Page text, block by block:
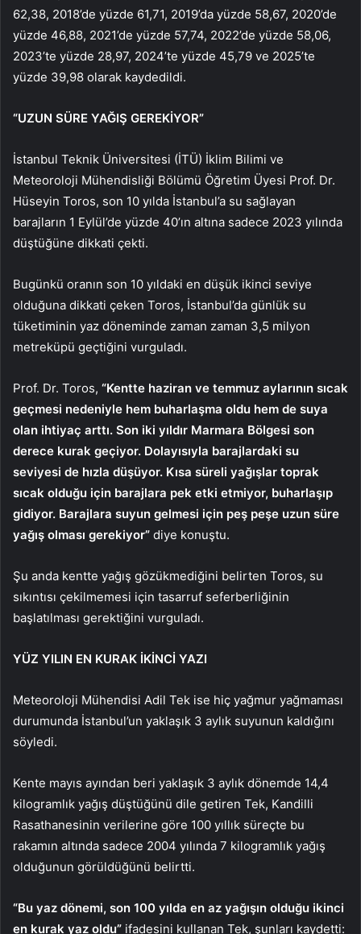
62,38, 2018’de yüzde 61,71, 2019’da yüzde 58,67, 2020’de
yüzde 46,88, 2021’de yüzde 57,74, 2022’de yüzde 58,06,
2023’te yüzde 28,97, 2024’te yüzde 45,79 ve 2025’te
yüzde 39,98 olarak kaydedildi.
“UZUN SÜRE YAĞIŞ GEREKİYOR”
İstanbul Teknik Üniversitesi (İTÜ) İklim Bilimi ve
Meteoroloji Mühendisliği Bölümü Öğretim Üyesi Prof. Dr.
Hüseyin Toros, son 10 yılda İstanbul’a su sağlayan
barajların 1 Eylül’de yüzde 40’ın altına sadece 2023 yılında
düştüğüne dikkati çekti.
Bugünkü oranın son 10 yıldaki en düşük ikinci seviye
olduğuna dikkati çeken Toros, İstanbul’da günlük su
tüketiminin yaz döneminde zaman zaman 3,5 milyon
metreküpü geçtiğini vurguladı.
Prof. Dr. Toros, “Kentte haziran ve temmuz aylarının sıcak
geçmesi nedeniyle hem buharlaşma oldu hem de suya
olan ihtiyaç arttı. Son iki yıldır Marmara Bölgesi son
derece kurak geçiyor. Dolayısıyla barajlardaki su
seviyesi de hızla düşüyor. Kısa süreli yağışlar toprak
sıcak olduğu için barajlara pek etki etmiyor, buharlaşıp
gidiyor. Barajlara suyun gelmesi için peş peşe uzun süre
yağış olması gerekiyor” diye konuştu.
Şu anda kentte yağış gözükmediğini belirten Toros, su
sıkıntısı çekilmemesi için tasarruf seferberliğinin
başlatılması gerektiğini vurguladı.
YÜZ YILIN EN KURAK İKİNCİ YAZI
Meteoroloji Mühendisi Adil Tek ise hiç yağmur yağmaması
durumunda İstanbul’un yaklaşık 3 aylık suyunun kaldığını
söyledi.
Kente mayıs ayından beri yaklaşık 3 aylık dönemde 14,4
kilogramlık yağış düştüğünü dile getiren Tek, Kandilli
Rasathanesinin verilerine göre 100 yıllık süreçte bu
rakamın altında sadece 2004 yılında 7 kilogramlık yağış
olduğunun görüldüğünü belirtti.
“Bu yaz dönemi, son 100 yılda en az yağışın olduğu ikinci
en kurak yaz oldu” ifadesini kullanan Tek, şunları kaydetti: